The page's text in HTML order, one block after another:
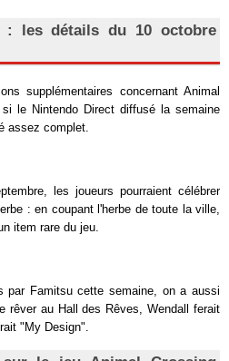
: les détails du 10 octobre
supplémentaires concernant Animal
le Nintendo Direct diffusé la semaine
assez complet.
les joueurs pourraient célébrer
: en coupant l'herbe de toute la ville,
item rare du jeu.
par Famitsu cette semaine, on a aussi
rêver au Hall des Rêves, Wendall ferait
"My Design".